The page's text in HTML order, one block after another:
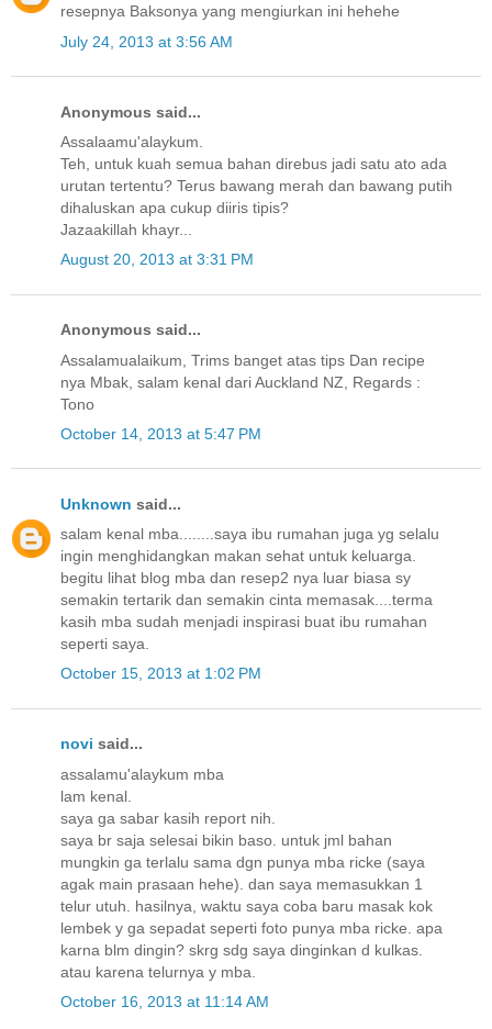
resepnya Baksonya yang mengiurkan ini hehehe
July 24, 2013 at 3:56 AM
Anonymous said...
Assalaamu'alaykum.
Teh, untuk kuah semua bahan direbus jadi satu ato ada
urutan tertentu? Terus bawang merah dan bawang putih
dihaluskan apa cukup diiris tipis?
Jazaakillah khayr...
August 20, 2013 at 3:31 PM
Anonymous said...
Assalamualaikum, Trims banget atas tips Dan recipe
nya Mbak, salam kenal dari Auckland NZ, Regards :
Tono
October 14, 2013 at 5:47 PM
Unknown said...
salam kenal mba........saya ibu rumahan juga yg selalu
ingin menghidangkan makan sehat untuk keluarga.
begitu lihat blog mba dan resep2 nya luar biasa sy
semakin tertarik dan semakin cinta memasak....terma
kasih mba sudah menjadi inspirasi buat ibu rumahan
seperti saya.
October 15, 2013 at 1:02 PM
novi said...
assalamu'alaykum mba
lam kenal.
saya ga sabar kasih report nih.
saya br saja selesai bikin baso. untuk jml bahan
mungkin ga terlalu sama dgn punya mba ricke (saya
agak main prasaan hehe). dan saya memasukkan 1
telur utuh. hasilnya, waktu saya coba baru masak kok
lembek y ga sepadat seperti foto punya mba ricke. apa
karna blm dingin? skrg sdg saya dinginkan d kulkas.
atau karena telurnya y mba.
October 16, 2013 at 11:14 AM